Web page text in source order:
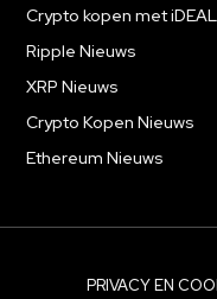
Crypto kopen met iDEAL
Ripple Nieuws
XRP Nieuws
Crypto Kopen Nieuws
Ethereum Nieuws
PRIVACY EN